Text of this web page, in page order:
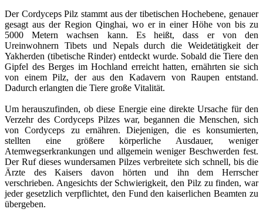
Der Cordyceps Pilz stammt aus der tibetischen Hochebene, genauer
gesagt aus der Region Qinghai, wo er in einer Höhe von bis zu
5000 Metern wachsen kann. Es heißt, dass er von den
Ureinwohnern Tibets und Nepals durch die Weidetätigkeit der
Yakherden (tibetische Rinder) entdeckt wurde. Sobald die Tiere den
Gipfel des Berges im Hochland erreicht hatten, ernährten sie sich
von einem Pilz, der aus den Kadavern von Raupen entstand.
Dadurch erlangten die Tiere große Vitalität.
Um herauszufinden, ob diese Energie eine direkte Ursache für den
Verzehr des Cordyceps Pilzes war, begannen die Menschen, sich
von Cordyceps zu ernähren. Diejenigen, die es konsumierten,
stellten eine größere körperliche Ausdauer, weniger
Atemwegserkrankungen und allgemein weniger Beschwerden fest.
Der Ruf dieses wundersamen Pilzes verbreitete sich schnell, bis die
Ärzte des Kaisers davon hörten und ihn dem Herrscher
verschrieben. Angesichts der Schwierigkeit, den Pilz zu finden, war
jeder gesetzlich verpflichtet, den Fund den kaiserlichen Beamten zu
übergeben.